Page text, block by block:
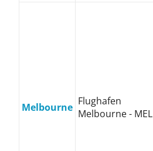
Melbourne Flughafen
Melbourne - MEL